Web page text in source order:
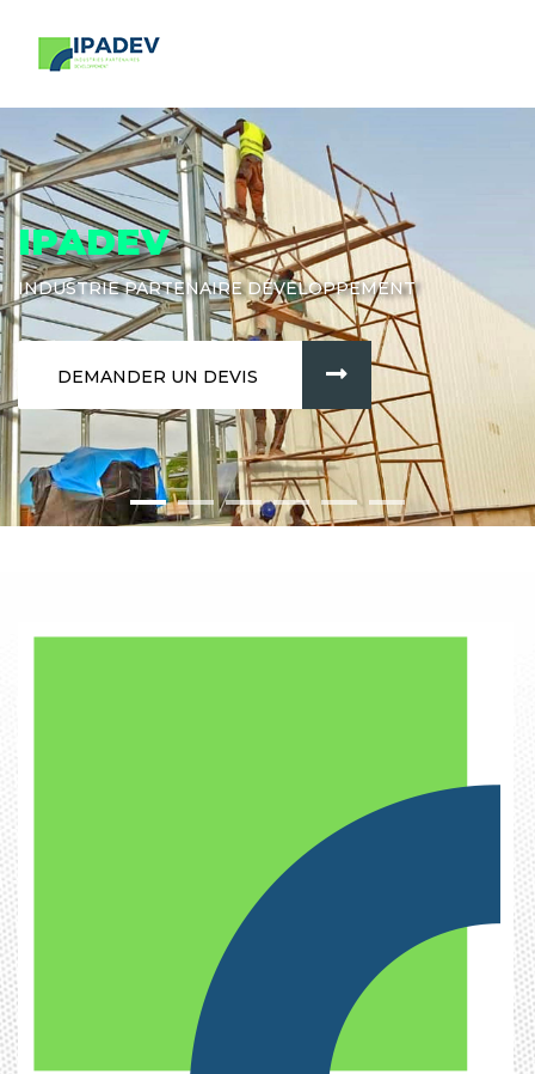
IPADEV
INDUSTRIE PARTENAIRE DÉVELOPPEMENT
DEMANDER UN DEVIS